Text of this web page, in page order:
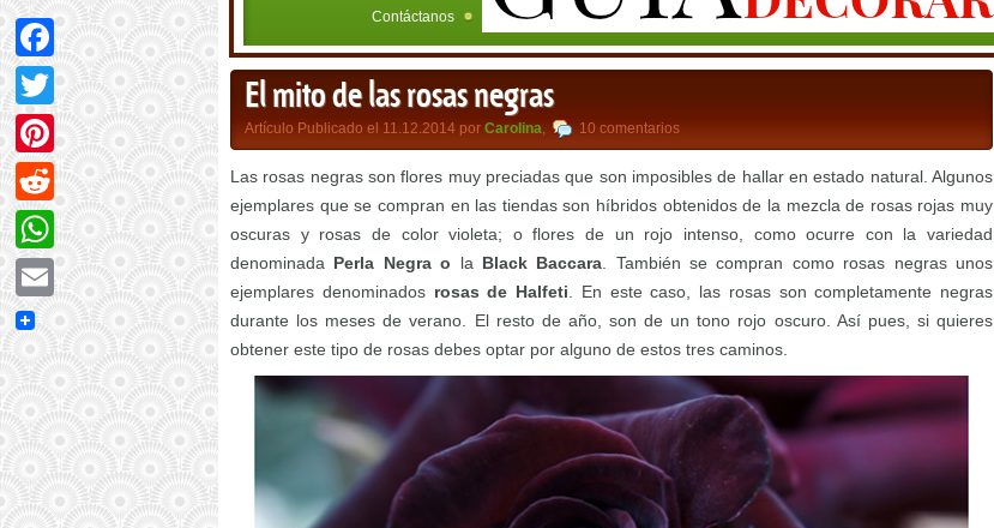
Contáctanos
El mito de las rosas negras
Artículo Publicado el 11.12.2014 por Carolina, 10 comentarios
Las rosas negras son flores muy preciadas que son imposibles de hallar en estado natural. Algunos
ejemplares que se compran en las tiendas son híbridos obtenidos de la mezcla de rosas rojas muy
oscuras y rosas de color violeta; o flores de un rojo intenso, como ocurre con la variedad
denominada Perla Negra o la Black Baccara . También se compran como rosas negras unos
ejemplares denominados rosas de Halfeti . En este caso, las rosas son completamente negras
durante los meses de verano. El resto de año, son de un tono rojo oscuro. Así pues, si quieres
obtener este tipo de rosas debes optar por alguno de estos tres caminos.
Facebook
Twitter
Pinterest
Reddit
WhatsApp
Email